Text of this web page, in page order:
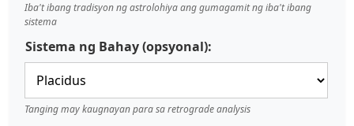
Iba't ibang tradisyon ng astrolohiya ang gumagamit ng iba't ibang
sistema
Sistema ng Bahay (opsyonal):
Tanging may kaugnayan para sa retrograde analysis